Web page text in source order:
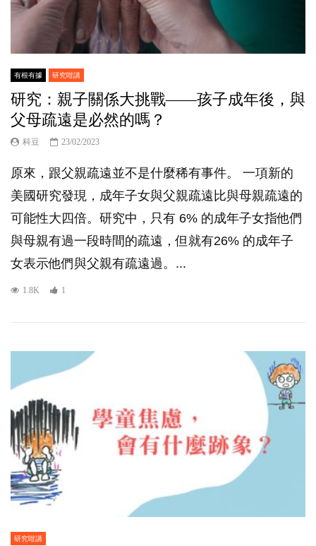
有根有據 研究咁講
研究：親子關係大挑戰——孩子成年後，與
父母疏遠是必然的嗎？
科豆 23/02/2023
原來，跟父親疏遠並不是什麼稀有事件。 一項新的
美國研究發現，成年子女與父親疏遠比與母親疏遠的
可能性大四倍。研究中，只有 6% 的成年子女指他們
與母親有過一段時間的疏遠，但就有26% 的成年子
女表示他們與父親有疏遠過。...
1.8K 1
研究咁講